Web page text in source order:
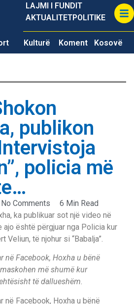
LAJMI I FUNDIT
AKTUALITETPOLITIKE
Kulturë Koment Kosovë
publikon
policia më
No Comments
6 Min Read
ka publikuar sot një video në
është përgjuar nga Policia kur
Veliun, të njohur si “Babalja”.
në Facebook, Hoxha u bënë
më shumë kur
të dallueshëm.
në Facebook, Hoxha u bënë